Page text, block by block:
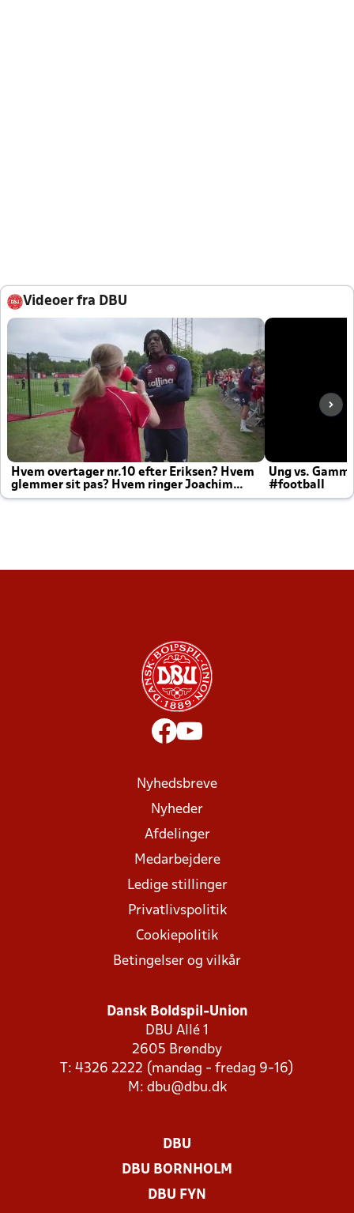
Videoer fra DBU
Hvem overtager nr.10 efter Eriksen? Hvem
glemmer sit pas? Hvem ringer Joachim
altid til efter kampe?
Ung vs.
#football
Nyhedsbreve
Nyheder
Afdelinger
Medarbejdere
Ledige stillinger
Privatlivspolitik
Cookiepolitik
Betingelser og vilkår
Dansk Boldspil-Union
DBU Allé 1
2605 Brøndby
T: 4326 2222 (mandag - fredag 9-16)
M: dbu@dbu.dk
DBU
DBU BORNHOLM
DBU FYN